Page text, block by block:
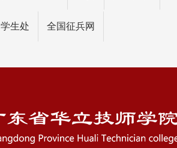
学生处 全国征兵网